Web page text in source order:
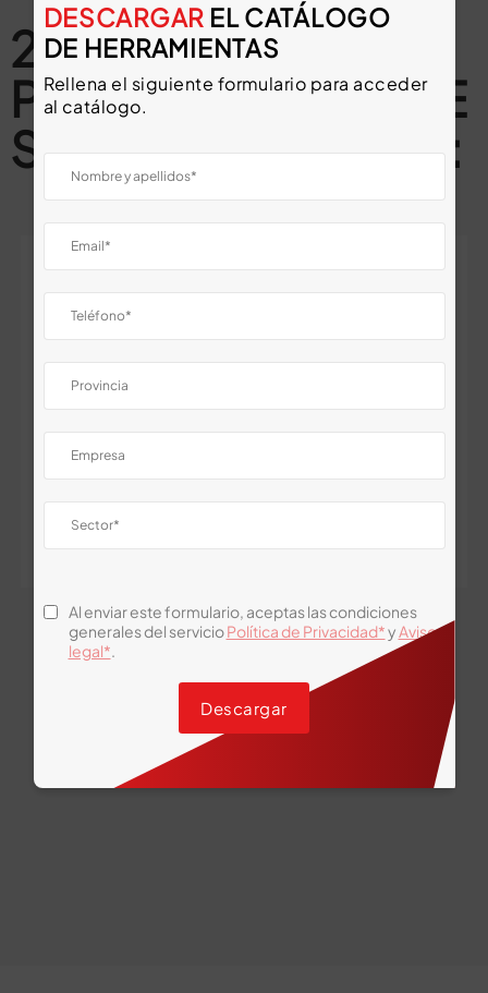
2 OTHER
PRODUCTS IN THE
SAME CATEGORY:
300mm
PU-Abrasiva
See all categories
DESCARGAR EL CATÁLOGO
DE HERRAMIENTAS
Rellena el siguiente formulario para acceder
al catálogo.
Al enviar este formulario, aceptas las condiciones
generales del servicioPolítica de Privacidad*yAviso
legal*.
Descargar